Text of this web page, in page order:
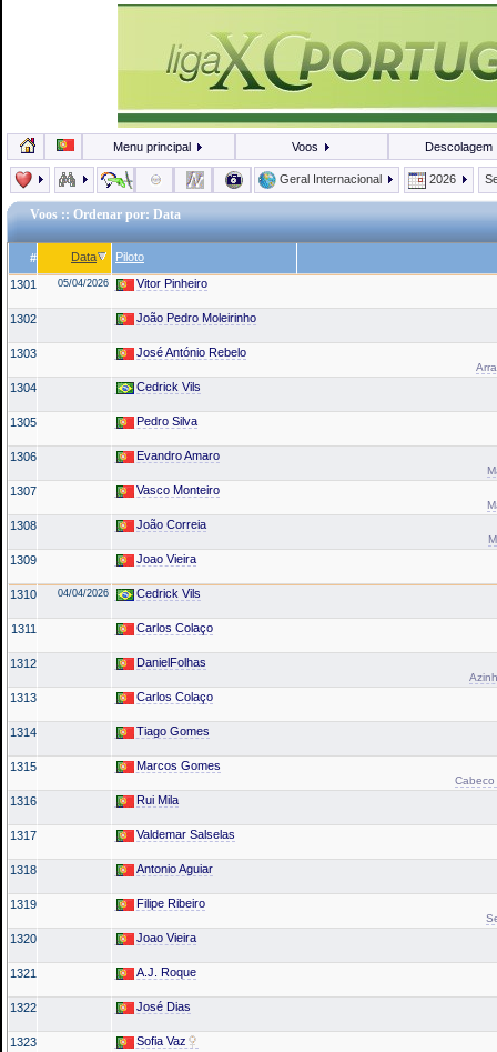
Menu principal Voos Descolagem
Geral Internacional 2026
Voos :: Ordenar por: Data
# Data Piloto
1301 05/04/2026 Vitor Pinheiro
1302 João Pedro Moleirinho
1303 José António Rebelo
1304 Cedrick Vils
1305 Pedro Silva
1306 Evandro Amaro
1307 Vasco Monteiro
1308 João Correia
1309 Joao Vieira
1310 04/04/2026 Cedrick Vils
1311 Carlos Colaço
1312 DanielFolhas
1313 Carlos Colaço
1314 Tiago Gomes
1315 Marcos Gomes
Cabeco
1316 Rui Mila
1317 Valdemar Salselas
1318 Antonio Aguiar
1319 Filipe Ribeiro
1320 Joao Vieira
1321 A.J. Roque
1322 José Dias
1323 Sofia Vaz